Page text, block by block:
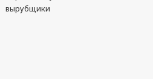
вырубщики